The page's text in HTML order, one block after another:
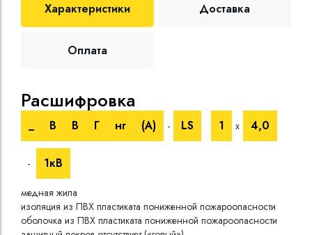
Характеристики Доставка
Оплата
Расшифровка
В В Г нг (A) - LS 1 х 4,0
- 1кВ
медная жила
изоляция из ПВХ пластиката пониженной пожароопасности
оболочка из ПВХ пластиката пониженной пожароопасности